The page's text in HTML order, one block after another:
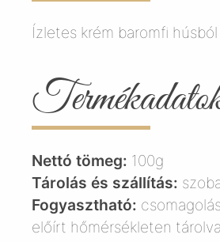
Ízletes krém baromfi húsból
Nettó tömeg: 100g
Tárolás és szállítás:
Fogyasztható:
előírt hőmérsékleten